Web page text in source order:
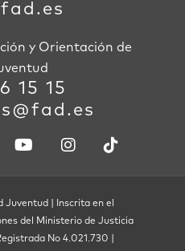
y Orientación de
15 15
| Inscrita en el
del Ministerio de Justicia
No 4.021.730 |